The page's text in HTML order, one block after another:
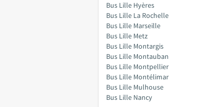
Bus Lille Hyères
Bus Lille La Rochelle
Bus Lille Marseille
Bus Lille Metz
Bus Lille Montargis
Bus Lille Montauban
Bus Lille Montpellier
Bus Lille Montélimar
Bus Lille Mulhouse
Bus Lille Nancy